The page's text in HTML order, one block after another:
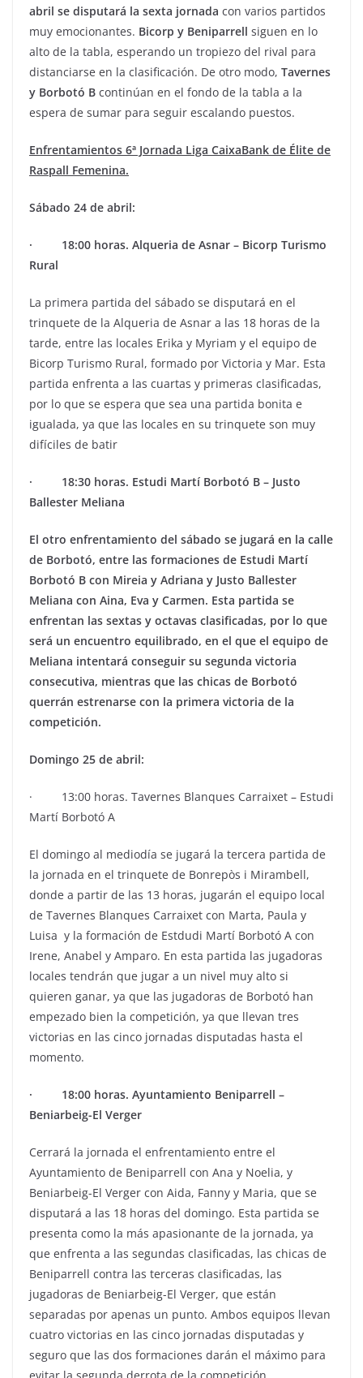
abril se disputará la sexta jornada con varios partidos
muy emocionantes. Bicorp y Beniparrell siguen en lo
alto de la tabla, esperando un tropiezo del rival para
distanciarse en la clasificación. De otro modo, Tavernes
y Borbotó B continúan en el fondo de la tabla a la
espera de sumar para seguir escalando puestos.
Enfrentamientos 6ª Jornada Liga CaixaBank de Élite de
Raspall Femenina.
Sábado 24 de abril:
· 18:00 horas. Alqueria de Asnar – Bicorp Turismo
Rural
La primera partida del sábado se disputará en el
trinquete de la Alqueria de Asnar a las 18 horas de la
tarde, entre las locales Erika y Myriam y el equipo de
Bicorp Turismo Rural, formado por Victoria y Mar. Esta
partida enfrenta a las cuartas y primeras clasificadas,
por lo que se espera que sea una partida bonita e
igualada, ya que las locales en su trinquete son muy
difíciles de batir
· 18:30 horas. Estudi Martí Borbotó B – Justo
Ballester Meliana
El otro enfrentamiento del sábado se jugará en la calle
de Borbotó, entre las formaciones de Estudi Martí
Borbotó B con Mireia y Adriana y Justo Ballester
Meliana con Aina, Eva y Carmen. Esta partida se
enfrentan las sextas y octavas clasificadas, por lo que
será un encuentro equilibrado, en el que el equipo de
Meliana intentará conseguir su segunda victoria
consecutiva, mientras que las chicas de Borbotó
querrán estrenarse con la primera victoria de la
competición.
Domingo 25 de abril:
· 13:00 horas. Tavernes Blanques Carraixet – Estudi
Martí Borbotó A
El domingo al mediodía se jugará la tercera partida de
la jornada en el trinquete de Bonrepòs i Mirambell,
donde a partir de las 13 horas, jugarán el equipo local
de Tavernes Blanques Carraixet con Marta, Paula y
Luisa y la formación de Estdudi Martí Borbotó A con
Irene, Anabel y Amparo. En esta partida las jugadoras
locales tendrán que jugar a un nivel muy alto si
quieren ganar, ya que las jugadoras de Borbotó han
empezado bien la competición, ya que llevan tres
victorias en las cinco jornadas disputadas hasta el
momento.
· 18:00 horas. Ayuntamiento Beniparrell –
Beniarbeig-El Verger
Cerrará la jornada el enfrentamiento entre el
Ayuntamiento de Beniparrell con Ana y Noelia, y
Beniarbeig-El Verger con Aida, Fanny y Maria, que se
disputará a las 18 horas del domingo. Esta partida se
presenta como la más apasionante de la jornada, ya
que enfrenta a las segundas clasificadas, las chicas de
Beniparrell contra las terceras clasificadas, las
jugadoras de Beniarbeig-El Verger, que están
separadas por apenas un punto. Ambos equipos llevan
cuatro victorias en las cinco jornadas disputadas y
seguro que las dos formaciones darán el máximo para